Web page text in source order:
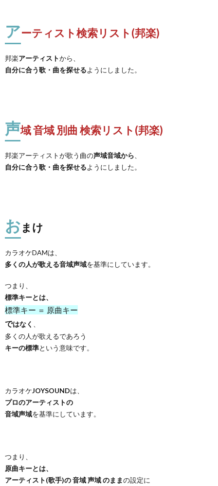
アーティスト検索リスト(邦楽)
邦楽アーティストから、
自分に合う歌・曲を探せるようにしました。
声域 音域 別曲 検索リスト(邦楽)
邦楽アーティストが歌う曲の声域音域から
自分に合う歌・曲を探せるようにしました。
おまけ
カラオケDAMは、
多くの人が歌える音域声域を基準にしています。
つまり、
標準キーとは、
標準キー ＝ 原曲キー
ではなく
多くの人が歌えるであろう
キーの標準という意味です。
カラオケJOYSOUNDは、
プロのアーティストの
音域声域を基準にしています。
つまり、
原曲キーとは、
アーティスト(歌手)の 音域 声域 のままの設定に